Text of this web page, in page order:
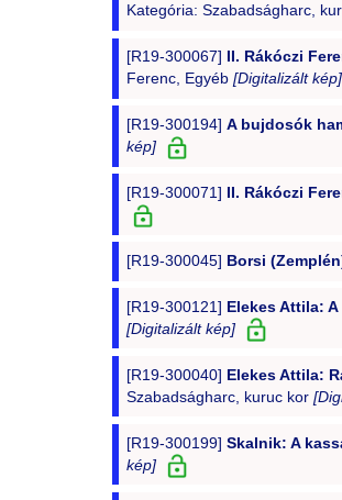
Kategória: Szabadságharc,
[R19-300067] II. Rákóczi
Ferenc, Egyéb [Digitalizált kép]
[R19-300194] A bujdosók
kép]
[R19-300071] II. Rákóczi
[R19-300045] Borsi
[R19-300121] Elekes Attila:
[Digitalizált kép]
[R19-300040] Elekes Attila:
Szabadságharc, kuruc kor
[R19-300199] Skalnik: A
kép]